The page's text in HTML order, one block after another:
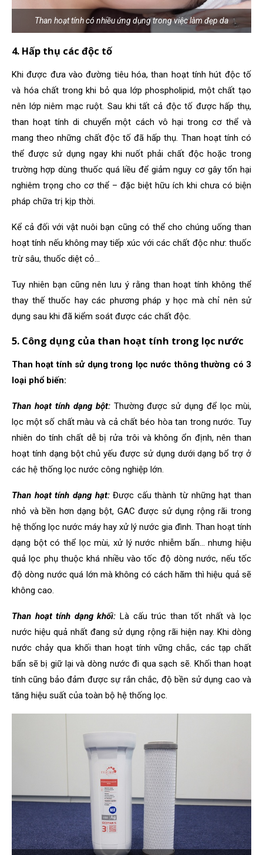
Than hoạt tính có nhiều ứng dụng trong việc làm đẹp da
4. Hấp thụ các độc tố
Khi được đưa vào đường tiêu hóa, than hoạt tính hút độc tố
và hóa chất trong khi bỏ qua lớp phospholipid, một chất tạo
nên lớp niêm mạc ruột. Sau khi tất cả độc tố được hấp thụ,
than hoạt tính di chuyển một cách vô hại trong cơ thể và
mang theo những chất độc tố đã hấp thụ. Than hoạt tính có
thể được sử dụng ngay khi nuốt phải chất độc hoặc trong
trường hợp dùng thuốc quá liều để giảm nguy cơ gây tổn hại
nghiêm trọng cho cơ thể – đặc biệt hữu ích khi chưa có biện
pháp chữa trị kịp thời.
Kể cả đối với vật nuôi bạn cũng có thể cho chúng uống than
hoạt tính nếu không may tiếp xúc với các chất độc như: thuốc
trừ sâu, thuốc diệt cỏ…
Tuy nhiên bạn cũng nên lưu ý rằng than hoạt tính không thể
thay thế thuốc hay các phương pháp y học mà chỉ nên sử
dụng sau khi đã kiểm soát được các chất độc.
5. Công dụng của than hoạt tính trong lọc nước
Than hoạt tính sử dụng trong lọc nước thông thường có 3
loại phổ biến:
Than hoạt tính dạng bột: Thường được sử dụng để lọc mùi,
lọc một số chất màu và cả chất béo hòa tan trong nước. Tuy
nhiên do tính chất dễ bị rửa trôi và không ổn định, nên than
hoạt tính dạng bột chủ yếu được sử dụng dưới dạng bổ trợ ở
các hệ thống lọc nước công nghiệp lớn.
Than hoạt tính dạng hạt:Được cấu thành từ những hạt than
nhỏ và bền hơn dạng bột, GAC được sử dụng rộng rãi trong
hệ thống lọc nước máy hay xử lý nước gia đình. Than hoạt tính
dạng bột có thể lọc mùi, xử lý nước nhiễm bẩn… nhưng hiệu
quả lọc phụ thuộc khá nhiều vào tốc độ dòng nước, nếu tốc
độ dòng nước quá lớn mà không có cách hãm thì hiệu quả sẽ
không cao.
Than hoạt tính dạng khối: Là cấu trúc than tốt nhất và lọc
nước hiệu quả nhất đang sử dụng rộng rãi hiện nay. Khi dòng
nước chảy qua khối than hoạt tính vững chắc, các tạp chất
bẩn sẽ bị giữ lại và dòng nước đi qua sạch sẽ. Khối than hoạt
tính cũng bảo đảm được sự rắn chắc, độ bền sử dụng cao và
tăng hiệu suất của toàn bộ hệ thống lọc.